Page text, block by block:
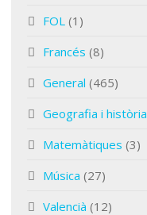
FOL (1)
Francés (8)
General (465)
Geografia i història
Matemàtiques (3)
Música (27)
Valencià (12)